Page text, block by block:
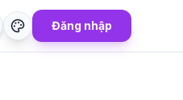
Đăng nhập